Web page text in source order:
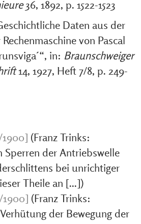
36, 1892, p. 1522-1523
Daten aus der
von Pascal
in: Braunschweiger
14, 1927, Heft 7/8, p. 249-
1900] (Franz Trinks:
Sperren der Antriebswelle
bei unrichtiger
Theile an [...])
1900] (Franz Trinks:
der Bewegung der